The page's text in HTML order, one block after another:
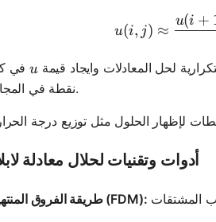
u(i, j) ≈
u(i +
لحل المعادلات وايجاد قيمةu
uفي
نقطة في المجال.
أدوات وتقنيات لحلال معادلة
طريقة الفروق المنتهية (FDM):